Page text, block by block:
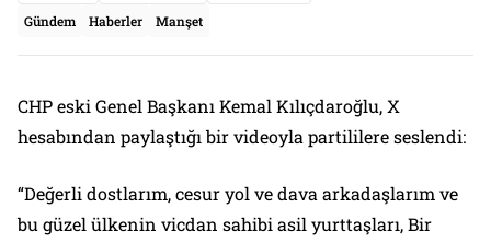
Gündem Haberler Manşet
CHP eski Genel Başkanı Kemal Kılıçdaroğlu, X
hesabından paylaştığı bir videoyla partililere seslendi:
“Değerli dostlarım, cesur yol ve dava arkadaşlarım ve
bu güzel ülkenin vicdan sahibi asil yurttaşları, Bir